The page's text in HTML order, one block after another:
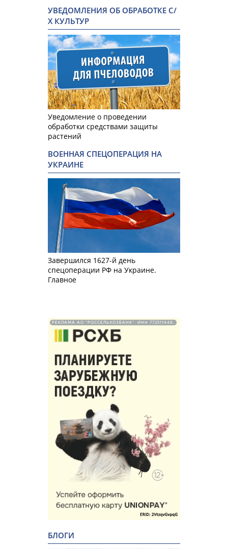
УВЕДОМЛЕНИЯ ОБ ОБРАБОТКЕ С/
Х КУЛЬТУР
Уведомление о проведении
обработки средствами защиты
растений
ВОЕННАЯ СПЕЦОПЕРАЦИЯ НА
УКРАИНЕ
Завершился 1627-й день
спецоперации РФ на Украине.
Главное
РЕКЛАМА АО "РОССЕЛЬХОЗБАНК". ИНН 772511448.
БЛОГИ